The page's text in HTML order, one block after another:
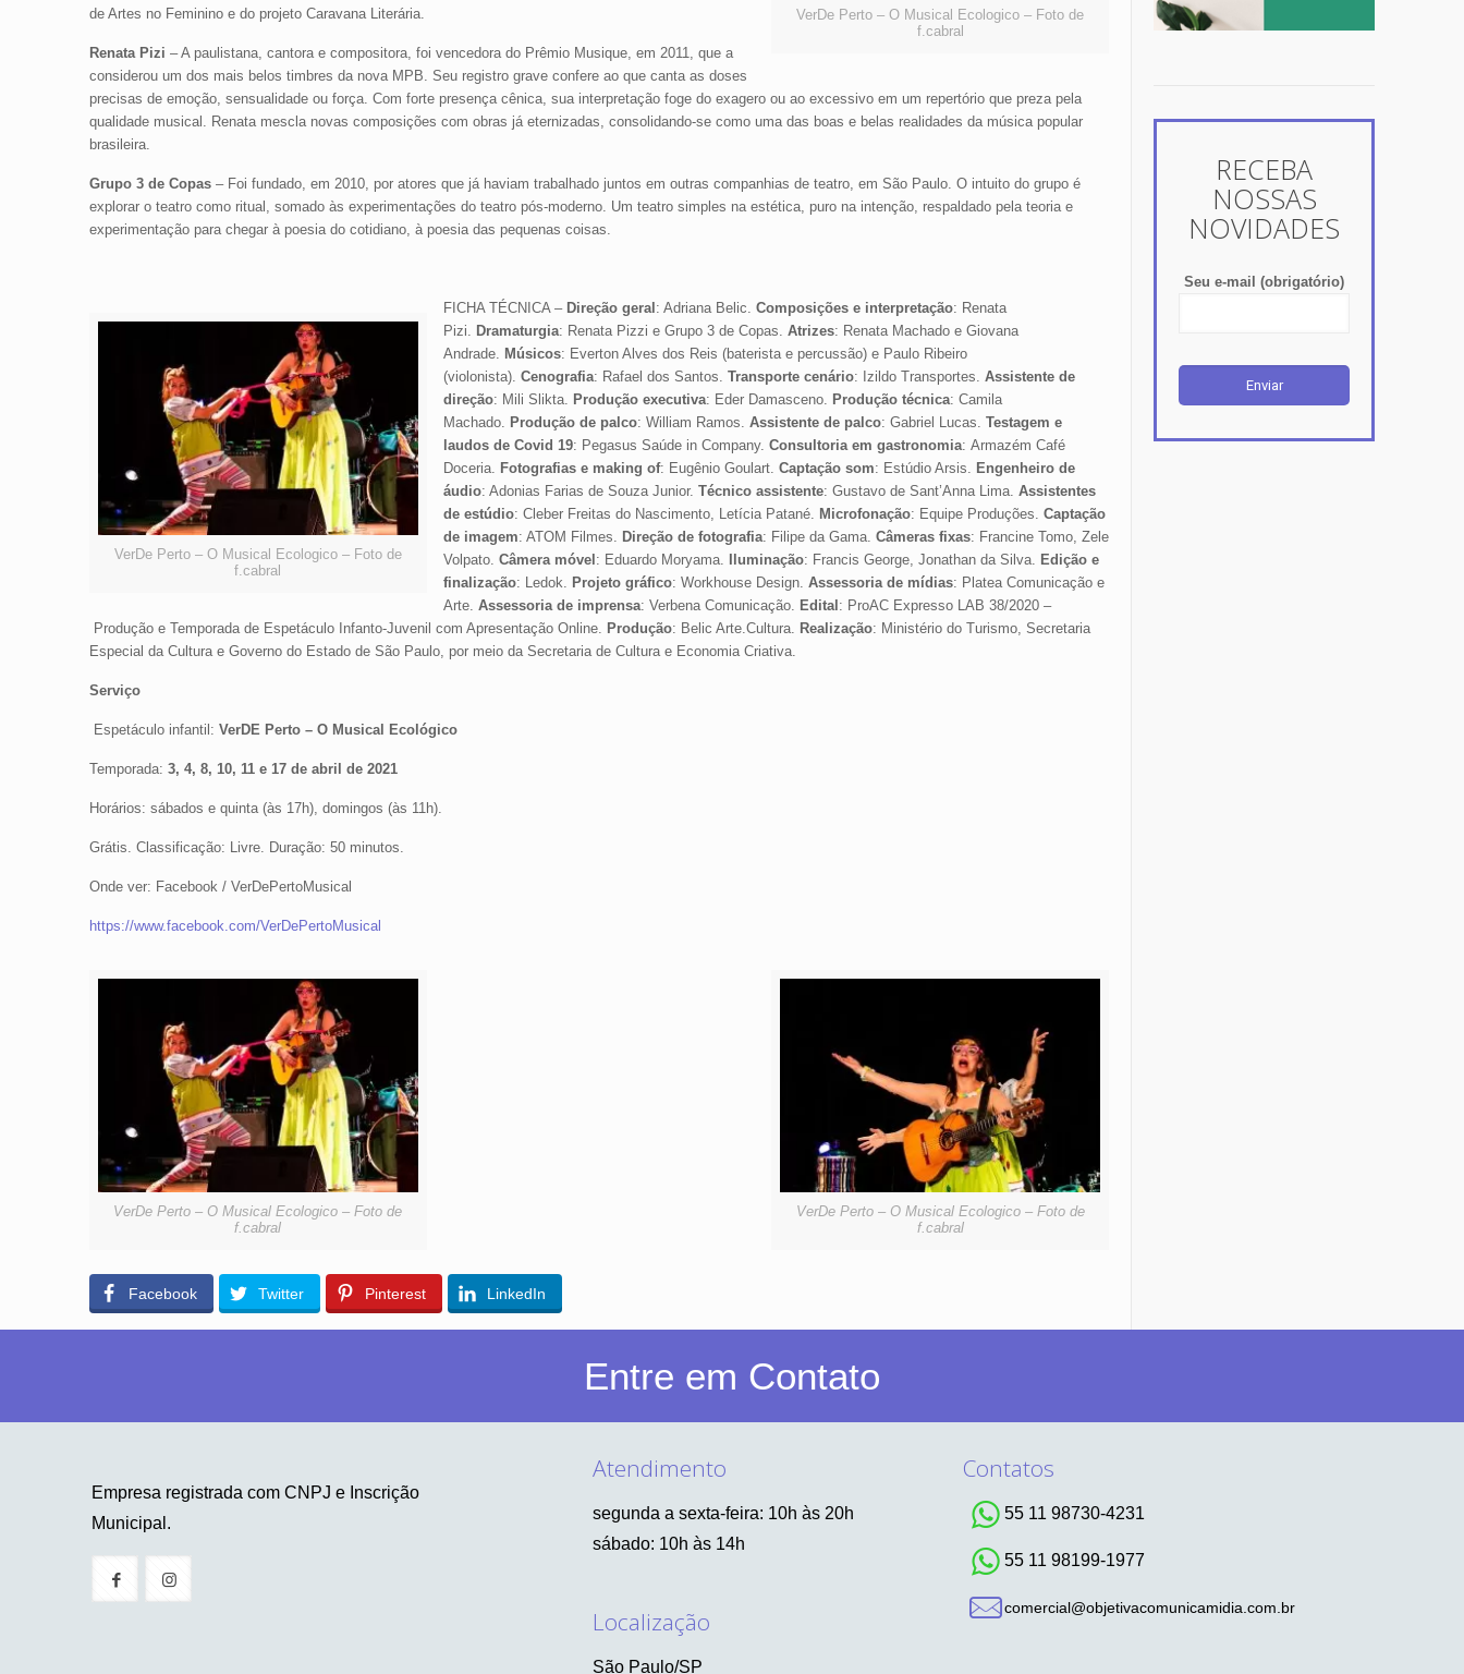
VerDe Perto – O Musical Ecologico – Foto de
f.cabral
de Artes no Feminino e do projeto Caravana Literária.
Renata Pizi – A paulistana, cantora e compositora, foi vencedora do Prêmio Musique, em 2011, que a
considerou um dos mais belos timbres da nova MPB. Seu registro grave confere ao que canta as doses
precisas de emoção, sensualidade ou força. Com forte presença cênica, sua interpretação foge do exagero ou ao excessivo em um repertório que preza pela
qualidade musical. Renata mescla novas composições com obras já eternizadas, consolidando-se como uma das boas e belas realidades da música popular
brasileira.
Grupo 3 de Copas– Foi fundado, em 2010, por atores que já haviam trabalhado juntos em outras companhias de teatro, em São Paulo. O intuito do grupo é
explorar o teatro como ritual, somado às experimentações do teatro pós-moderno. Um teatro simples na estética, puro na intenção, respaldado pela teoria e
experimentação para chegar à poesia do cotidiano, à poesia das pequenas coisas.
VerDe Perto – O Musical Ecologico – Foto de
f.cabral
FICHA TÉCNICA – Direção geral : Adriana Belic. Composições e interpretação: Renata
Pizi. Dramaturgia: Renata Pizzi e Grupo 3 de Copas. Atrizes: Renata Machado e Giovana
Andrade. Músicos: Everton Alves dos Reis (baterista e percussão) e Paulo Ribeiro
(violonista). Cenografia: Rafael dos Santos. Transporte cenário: Izildo Transportes. Assistente de
direção: Mili Slikta. Produção executiva: Eder Damasceno. Produção técnica: Camila
Machado. Produção de palco: William Ramos. Assistente de palco: Gabriel Lucas. Testagem e
laudos de Covid 19: Pegasus Saúde in Company. Consultoria em gastronomia: Armazém Café
Doceria. Fotografias e making of: Eugênio Goulart. Captação som: Estúdio Arsis. Engenheiro de
áudio: Adonias Farias de Souza Junior. Técnico assistente: Gustavo de Sant’Anna Lima. Assistentes
de estúdio: Cleber Freitas do Nascimento, Letícia Patané. Microfonação: Equipe Produções. Captação
de imagem: ATOM Filmes. Direção de fotografia: Filipe da Gama. Câmeras fixas: Francine Tomo, Zele
Volpato. Câmera móvel : Eduardo Moryama. Iluminação: Francis George, Jonathan da Silva. Edição e
finalização: Ledok. Projeto gráfico: Workhouse Design. Assessoria de mídias: Platea Comunicação e
Arte. Assessoria de imprensa: Verbena Comunicação. Edital : ProAC Expresso LAB 38/2020 –
Produção e Temporada de Espetáculo Infanto-Juvenil com Apresentação Online. Produção: Belic Arte.Cultura. Realização: Ministério do Turismo, Secretaria
Especial da Cultura e Governo do Estado de São Paulo, por meio da Secretaria de Cultura e Economia Criativa.
Serviço
Espetáculo infantil: VerDE Perto – O Musical Ecológico
Temporada: 3, 4, 8, 10, 11 e 17 de abril de 2021
Horários: sábados e quinta (às 17h), domingos (às 11h).
Grátis. Classificação: Livre. Duração: 50 minutos.
Onde ver: Facebook / VerDePertoMusical
https://www.facebook.com/VerDePertoMusical
VerDe Perto – O Musical Ecologico – Foto de
f.cabral
VerDe Perto – O Musical Ecologico – Foto de
f.cabral
Facebook Twitter Pinterest LinkedIn
RECEBA
NOSSAS
NOVIDADES
Seu e-mail (obrigatório)
Entre em Contato
Empresa registrada com CNPJ e Inscrição
Municipal.
Atendimento
segunda a sexta-feira: 10h às 20h
sábado: 10h às 14h
Localização
São Paulo/SP
Contatos
55 11 98730-4231
55 11 98199-1977
comercial@objetivacomunicamidia.com.br